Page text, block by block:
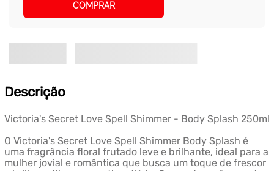
COMPRAR
Descrição
Victoria's Secret Love Spell Shimmer - Body Splash 250ml
O Victoria's Secret Love Spell Shimmer Body Splash é
uma fragrância floral frutado leve e brilhante, ideal para a
mulher jovial e romântica que busca um toque de frescor